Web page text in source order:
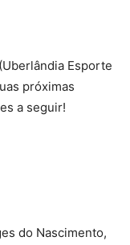
Esporte
próximas
a seguir!
do Nascimento,